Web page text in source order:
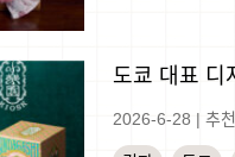
도쿄 대표 디
2026-6-28 | 추